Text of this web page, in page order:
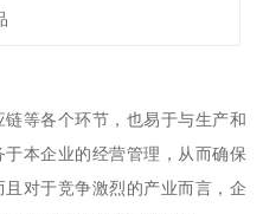
等各个环节，也易于与生产和
本企业的经营管理，从而确保
对于竞争激烈的产业而言，企